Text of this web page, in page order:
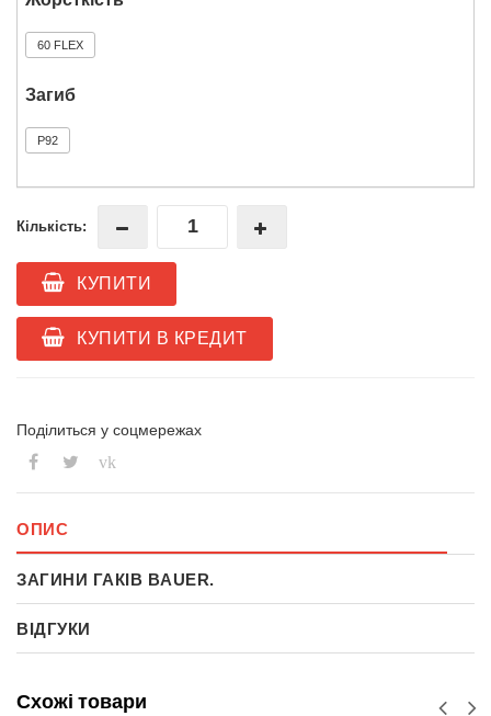
60 FLEX
Загиб
P92
Кількість:
КУПИТИ
КУПИТИ В КРЕДИТ
Поділиться у соцмережах
vk
ОПИС
ЗАГИНИ ГАКІВ BAUER.
ВІДГУКИ
Схожі товари